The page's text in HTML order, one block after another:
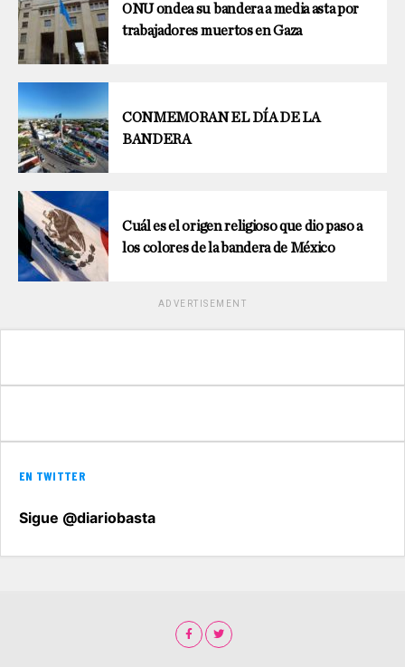
ONU ondea su bandera a media asta por
trabajadores muertos en Gaza
CONMEMORAN EL DÍA DE LA
BANDERA
Cuál es el origen religioso que dio paso a
los colores de la bandera de México
ADVERTISEMENT
EN TWITTER
Sigue @diariobasta